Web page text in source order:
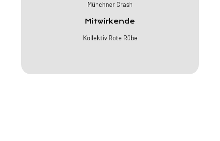
Münchner Crash
Mitwirkende
Kollektiv Rote Rübe